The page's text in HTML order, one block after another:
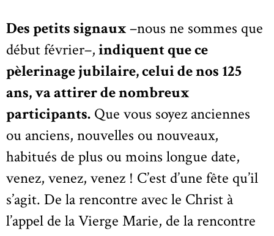
Des petits signaux–nous ne sommes que
début février–,indiquent que ce
pèlerinage jubilaire, celui de nos 125
ans, va attirer de nombreux
participants. Que vous soyez anciennes
ou anciens, nouvelles ou nouveaux,
habitués de plus ou moins longue date,
venez, venez, venez ! C’est d’une fête qu’il
s’agit. De la rencontre avec le Christ à
l’appel de la Vierge Marie, de la rencontre